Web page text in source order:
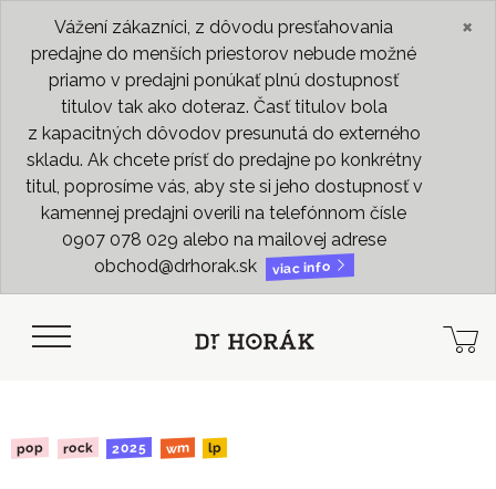
Vážení zákazníci, z dôvodu presťahovania
predajne do menších priestorov nebude možné
priamo v predajni ponúkať plnú dostupnosť
titulov tak ako doteraz. Časť titulov bola
z kapacitných dôvodov presunutá do externého
skladu. Ak chcete prísť do predajne po konkrétny
titul, poprosíme vás, aby ste si jeho dostupnosť v
kamennej predajni overili na telefónnom čísle
0907 078 029 alebo na mailovej adrese
obchod@drhorak.sk
viac info
×
pop rock 2025 wm lp